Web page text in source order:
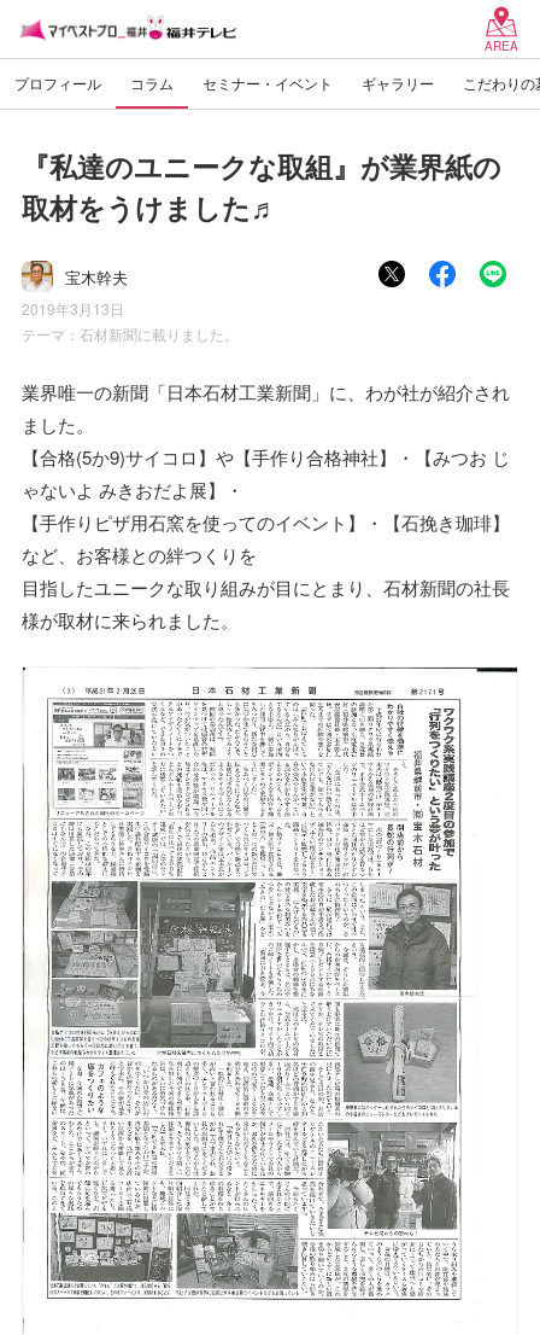
AREA
プロフィール コラム セミナー・イベント ギャラリー こだわりの
『私達のユニークな取組』が業界紙の
取材をうけました♬
宝木幹夫
2019年3月13日
テーマ： 石材新聞に載りました。
業界唯一の新聞「日本石材工業新聞」に、わが社が紹介され
ました。
【合格(5か9)サイコロ】や【手作り合格神社】・【みつお じ
ゃないよ みきおだよ展】・
【手作りピザ用石窯を使ってのイベント】・【石挽き珈琲】
など、お客様との絆つくりを
目指したユニークな取り組みが目にとまり、石材新聞の社長
様が取材に来られました。